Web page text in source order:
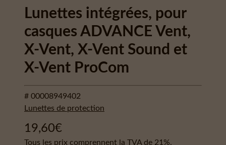
Lunettes intégrées, pour
casques ADVANCE Vent,
X-Vent, X-Vent Sound et
X-Vent ProCom
# 00008949402
Lunettes de protection
19,60€
Tous les prix comprennent la TVA de 21%.